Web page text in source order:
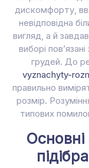
дискомфорту,
невідповідна
вигляд, а й
виборі
грудей. До
vyznachyty-
правильно
розмір.
типових